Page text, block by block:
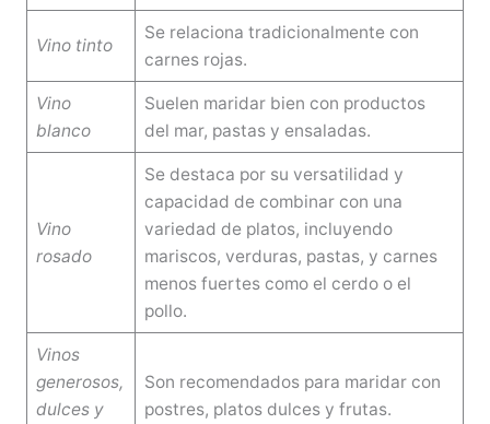
Vino tinto
Se relaciona tradicionalmente con
carnes rojas.
Vino
blanco
Suelen maridar bien con productos
del mar, pastas y ensaladas.
Vino
rosado
Se destaca por su versatilidad y
capacidad de combinar con una
variedad de platos, incluyendo
mariscos, verduras, pastas, y carnes
menos fuertes como el cerdo o el
pollo.
Vinos
generosos,
dulces y
Son recomendados para maridar con
postres, platos dulces y frutas.